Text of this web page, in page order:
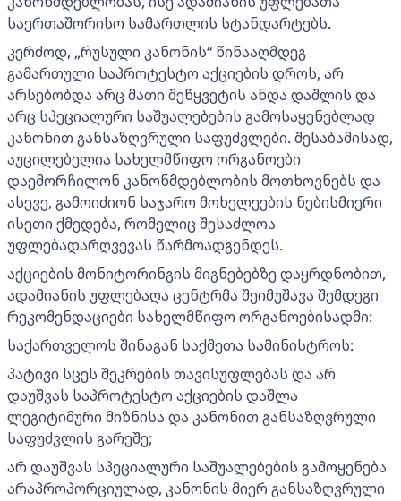
საერთაშორისო სამართლის სტანდარტებს.
კერძოდ, „რუსული კანონის“ წინააღმდეგ
გამართული საპროტესტო აქციების დროს, არ
არსებობდა არც მათი შეწყვეტის ანდა დაშლის და
არც სპეციალური საშუალებების გამოსაყენებლად
კანონით განსაზღვრული საფუძვლები. შესაბამისად,
აუცილებელია სახელმწიფო ორგანოები
დაემორჩილონ კანონმდებლობის მოთხოვნებს და
ასევე, გამოიძიონ საჯარო მოხელეების ნებისმიერი
ისეთი ქმედება, რომელიც შესაძლოა
უფლებადარღვევას წარმოადგენდეს.
აქციების მონიტორინგის მიგნებებზე დაყრდნობით,
ადამიანის უფლებაღა ცენტრმა შეიმუშავა შემდეგი
რეკომენდაციები სახელმწიფო ორგანოებისადმი:
საქართველოს შინაგან საქმეთა სამინისტროს:
პატივი სცეს შეკრების თავისუფლებას და არ
დაუშვას საპროტესტო აქციების დაშლა
ლეგიტიმური მიზნისა და კანონით განსაზღვრული
საფუძვლის გარეშე;
არ დაუშვას სპეციალური საშუალებების გამოყენება
არაპროპორციულად, კანონის მიერ განსაზღვრული